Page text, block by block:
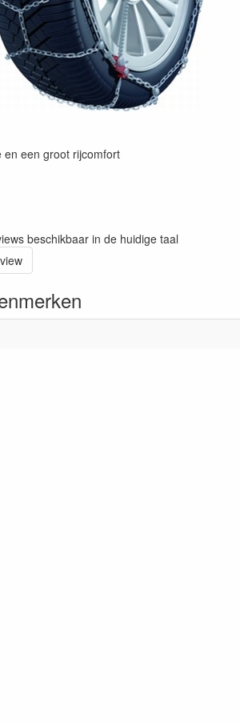
en een groot rijcomfort
beschikbaar in de huidige taal